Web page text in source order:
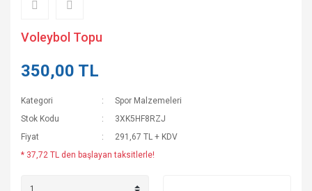
Voleybol Topu
350,00 TL
Kategori
Spor Malzemeleri
Stok Kodu
3XK5HF8RZJ
Fiyat
291,67 TL + KDV
* 37,72 TL den başlayan taksitlerle!